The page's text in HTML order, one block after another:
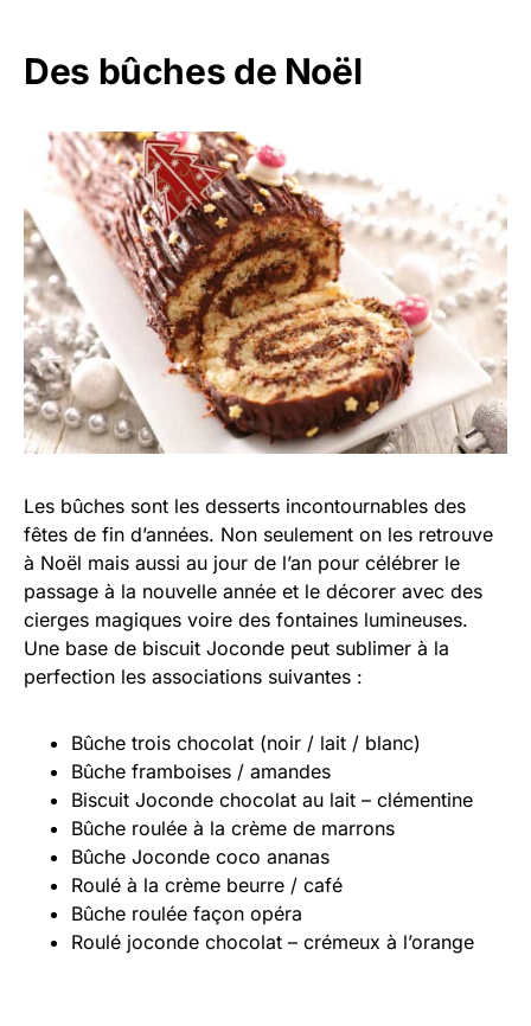
Des bûches de Noël
Les bûches sont les desserts incontournables des
fêtes de fin d’années. Non seulement on les retrouve
à Noël mais aussi au jour de l’an pour célébrer le
passage à la nouvelle année et le décorer avec des
cierges magiques voire des fontaines lumineuses.
Une base de biscuit Joconde peut sublimer à la
perfection les associations suivantes :
Bûche trois chocolat (noir / lait / blanc)
Bûche framboises / amandes
Biscuit Joconde chocolat au lait – clémentine
Bûche roulée à la crème de marrons
Bûche Joconde coco ananas
Roulé à la crème beurre / café
Bûche roulée façon opéra
Roulé joconde chocolat – crémeux à l’orange